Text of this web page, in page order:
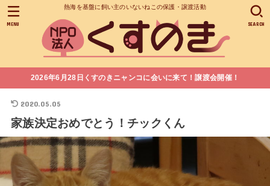
熱海を基盤に飼い主のいないねこの保護・譲渡活動
SEARCH
MENU
2026年6月28日くすのきニャンコに会いに来て！譲渡会開催！
2020.05.05
家族決定おめでとう！チックくん